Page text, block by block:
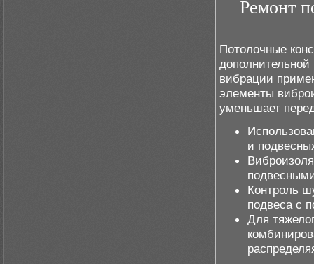
Ремонт
Потолочные
вибрации
элементы
уменьшает
и
Контроль
подвеса с
Для